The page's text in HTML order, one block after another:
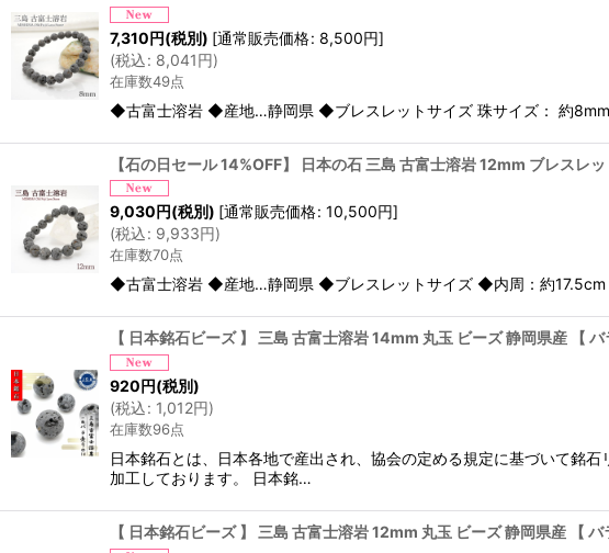
7,310円(税別) [通常販売価格: 8,500円]
(税込: 8,041円)
在庫数49点
◆古富士溶岩 ◆産地…静岡県 ◆ブレスレットサイズ 珠サイズ： 約
【石の日セール 14%OFF】 日本の石 三島 古富士溶岩 12mm ブレスレ
9,030円(税別) [通常販売価格: 10,500円]
(税込: 9,933円)
在庫数70点
◆古富士溶岩 ◆産地…静岡県 ◆ブレスレットサイズ ◆内周：約
【 日本銘石ビーズ 】 三島 古富士溶岩 14mm 丸玉 ビーズ 静岡県産 【
920円(税別)
(税込: 1,012円)
在庫数96点
日本銘石とは、日本各地で産出され、協会の定める規定に基づいて銘
加工しております。 日本銘…
【 日本銘石ビーズ 】 三島 古富士溶岩 12mm 丸玉 ビーズ 静岡県産 【